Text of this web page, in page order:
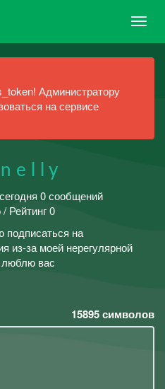
Администратору
на сервисе
e l l y
0 сообщений
Рейтинг 0
подписаться на
из-за моей нерегулярной
люблю вас
15895символов